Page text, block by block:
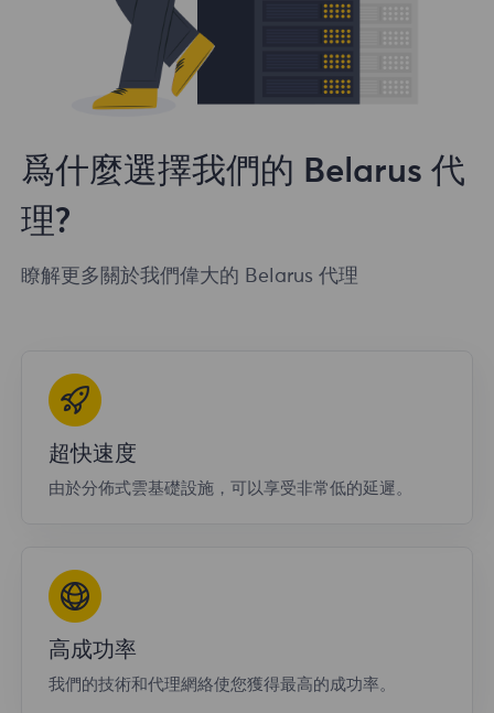
爲什麼選擇我們的 Belarus 代
理?
瞭解更多關於我們偉大的 Belarus 代理
超快速度
由於分佈式雲基礎設施，可以享受非常低的延遲。
高成功率
我們的技術和代理網絡使您獲得最高的成功率。